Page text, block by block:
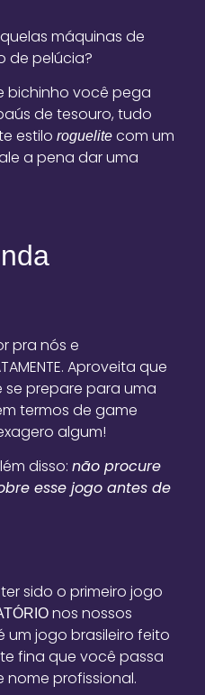
máquinas de
de pelúcia?
bichinho você pega
de tesouro, tudo
estiloroguelite com um
a pena dar uma
pra nós e
Aproveita que
prepare para uma
termos de game
algum!
disso:não procure
esse jogo antes de
sido o primeiro jogo
nos nossos
um jogo brasileiro feito
fina que você passa
profissional.